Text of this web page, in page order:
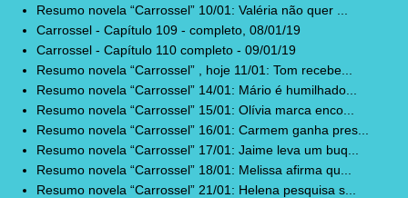
Resumo novela “Carrossel” 10/01: Valéria não quer ...
Carrossel - Capítulo 109 - completo, 08/01/19
Carrossel - Capítulo 110 completo - 09/01/19
Resumo novela “Carrossel” , hoje 11/01: Tom recebe...
Resumo novela “Carrossel” 14/01: Mário é humilhado...
Resumo novela “Carrossel” 15/01: Olívia marca enco...
Resumo novela “Carrossel” 16/01: Carmem ganha pres...
Resumo novela “Carrossel” 17/01: Jaime leva um buq...
Resumo novela “Carrossel” 18/01: Melissa afirma qu...
Resumo novela “Carrossel” 21/01: Helena pesquisa s...